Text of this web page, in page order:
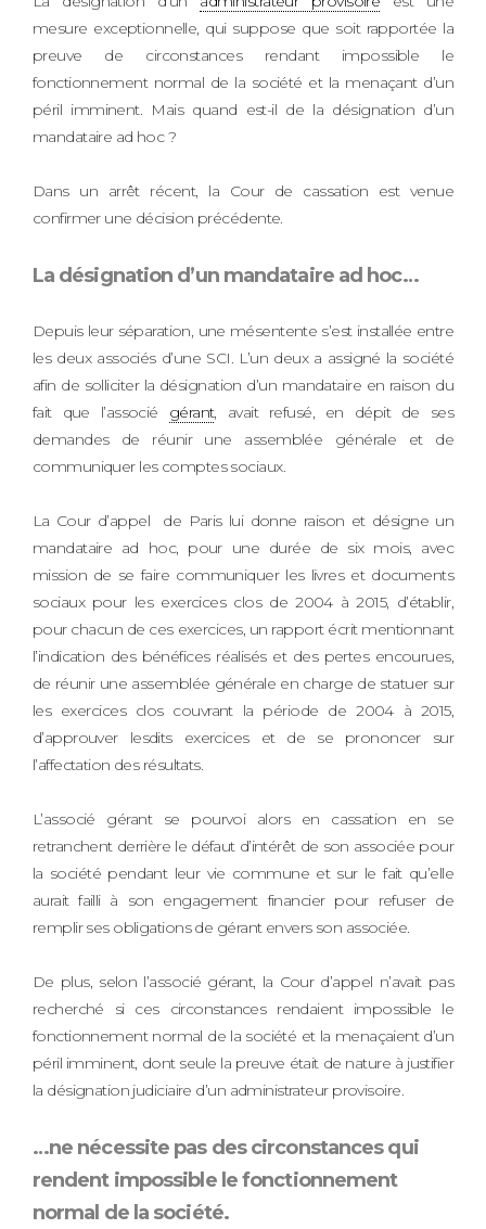
mesure exceptionnelle, qui suppose que soit rapportée la
preuve de circonstances rendant impossible le
fonctionnement normal de la société et la menaçant d’un
péril imminent. Mais quand est-il de la désignation d’un
mandataire ad hoc ?
Dans un arrêt récent, la Cour de cassation est venue
confirmer une décision précédente.
La désignation d’un mandataire ad hoc…
Depuis leur séparation, une mésentente s’est installée entre
les deux associés d’une SCI. L’un deux a assigné la société
afin de solliciter la désignation d’un mandataire en raison du
fait que l’associé gérant, avait refusé, en dépit de ses
demandes de réunir une assemblée générale et de
communiquer les comptes sociaux.
La Cour d’appel de Paris lui donne raison et désigne un
mandataire ad hoc, pour une durée de six mois, avec
mission de se faire communiquer les livres et documents
sociaux pour les exercices clos de 2004 à 2015, d’établir,
pour chacun de ces exercices, un rapport écrit mentionnant
l’indication des bénéfices réalisés et des pertes encourues,
de réunir une assemblée générale en charge de statuer sur
les exercices clos couvrant la période de 2004 à 2015,
d’approuver lesdits exercices et de se prononcer sur
l’affectation des résultats.
L’associé gérant se pourvoi alors en cassation en se
retranchent derrière le défaut d’intérêt de son associée pour
la société pendant leur vie commune et sur le fait qu’elle
aurait failli à son engagement financier pour refuser de
remplir ses obligations de gérant envers son associée.
De plus, selon l’associé gérant, la Cour d’appel n’avait pas
recherché si ces circonstances rendaient impossible le
fonctionnement normal de la société et la menaçaient d’un
péril imminent, dont seule la preuve était de nature à justifier
la désignation judiciaire d’un administrateur provisoire.
…ne nécessite pas des circonstances qui
rendent impossible le fonctionnement
normal de la société.